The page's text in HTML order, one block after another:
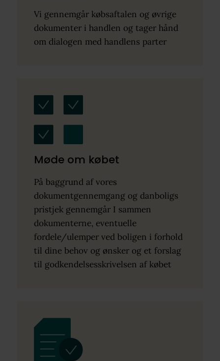
Vi gennemgår købsaftalen og øvrige
dokumenter i handlen og tager hånd
om dialogen med handlens parter
Møde om købet
På baggrund af vores
dokumentgennemgang og danboligs
pristjek gennemgår I sammen
dokumenterne, eventuelle
fordele/ulemper ved boligen i forhold
til dine behov og ønsker og et forslag
til godkendelsesskrivelsen af købet